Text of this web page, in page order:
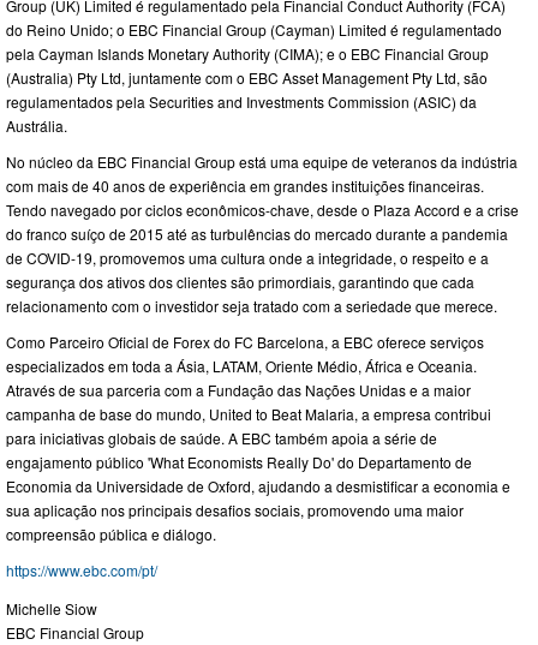
Group (UK) Limited é regulamentado pela Financial Conduct Authority (FCA)
do Reino Unido; o EBC Financial Group (Cayman) Limited é regulamentado
pela Cayman Islands Monetary Authority (CIMA); e o EBC Financial Group
(Australia) Pty Ltd, juntamente com o EBC Asset Management Pty Ltd, são
regulamentados pela Securities and Investments Commission (ASIC) da
Austrália.
No núcleo da EBC Financial Group está uma equipe de veteranos da indústria
com mais de 40 anos de experiência em grandes instituições financeiras.
Tendo navegado por ciclos econômicos-chave, desde o Plaza Accord e a crise
do franco suíço de 2015 até as turbulências do mercado durante a pandemia
de COVID-19, promovemos uma cultura onde a integridade, o respeito e a
segurança dos ativos dos clientes são primordiais, garantindo que cada
relacionamento com o investidor seja tratado com a seriedade que merece.
Como Parceiro Oficial de Forex do FC Barcelona, a EBC oferece serviços
especializados em toda a Ásia, LATAM, Oriente Médio, África e Oceania.
Através de sua parceria com a Fundação das Nações Unidas e a maior
campanha de base do mundo, United to Beat Malaria, a empresa contribui
para iniciativas globais de saúde. A EBC também apoia a série de
engajamento público 'What Economists Really Do' do Departamento de
Economia da Universidade de Oxford, ajudando a desmistificar a economia e
sua aplicação nos principais desafios sociais, promovendo uma maior
compreensão pública e diálogo.
https://www.ebc.com/pt/
Michelle Siow
EBC Financial Group